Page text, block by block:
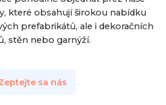
které obsahují širokou nabídku
prefabrikátů, ale i dekoračních
stěn nebo garnýží.
sa nás